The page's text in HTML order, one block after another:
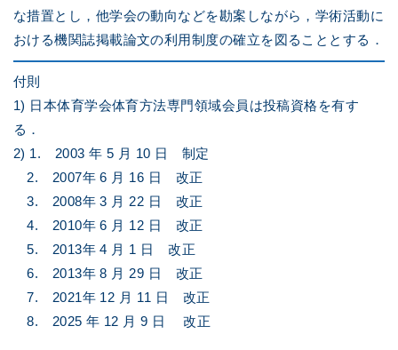
な措置とし，他学会の動向などを勘案しながら，学術活動に
おける機関誌掲載論文の利用制度の確立を図ることとする．
付則
1) 日本体育学会体育方法専門領域会員は投稿資格を有す
る．
2) 1. 2003 年 5 月 10 日 制定
2. 2007年 6 月 16 日 改正
3. 2008年 3 月 22 日 改正
4. 2010年 6 月 12 日 改正
5. 2013年 4 月 1 日 改正
6. 2013年 8 月 29 日 改正
7. 2021年 12 月 11 日 改正
8. 2025 年 12 月 9 日 改正